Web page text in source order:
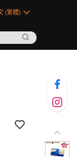
(繁體)